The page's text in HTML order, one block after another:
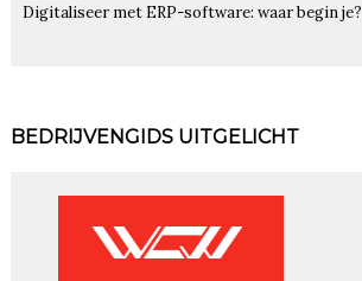
Digitaliseer met ERP-software: waar begin je?
BEDRIJVENGIDS UITGELICHT